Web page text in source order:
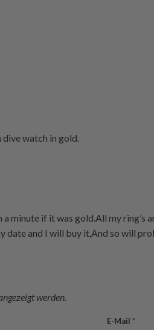
watch in gold.
minute if it was gold.All my ring’s
date and I will buy it,And so will
werden.
E-Mail *